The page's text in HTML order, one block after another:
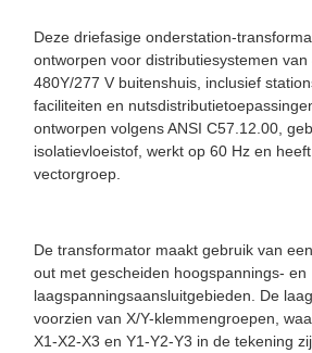
Deze driefasige onderstation-
ontworpen voor distributiesystemen van
480Y/277 V buitenshuis, inclusief
faciliteiten en
ontworpen volgens ANSI C57.12.00,
isolatievloeistof, werkt op 60 Hz en
vectorgroep.
De transformator maakt gebruik van
out met gescheiden hoogspannings- en
laagspanningsaansluitgebieden. De
voorzien van X/Y-klemmengroepen,
X1-X2-X3 en Y1-Y2-Y3 in de tekening